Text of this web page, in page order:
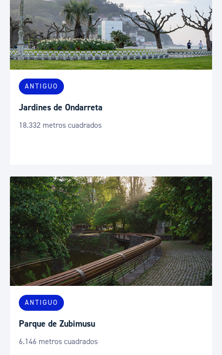
ANTIGUO
Jardines de Ondarreta
18.332 metros cuadrados
ANTIGUO
Parque de Zubimusu
6.146 metros cuadrados